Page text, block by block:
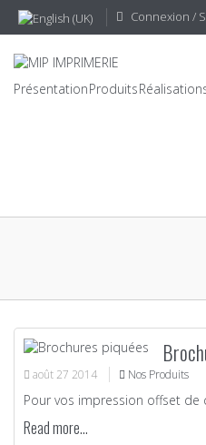
Connexion /
PrésentationProduits
août 27 2014 Nos Produits
Pour vos impression offset de
Read more...